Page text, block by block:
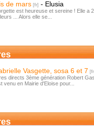
de mars - Elusia
est heureuse et sereine ! Elle a
... Alors elle se...
Vasgette, sosa 6 et 7
directs 3ème génération Robert
en Mairie d'Eloise pour...